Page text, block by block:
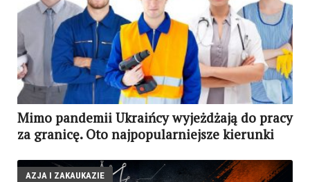
Mimo pandemii Ukraińcy wyjeżdżają do pracy
za granicę. Oto najpopularniejsze kierunki
AZJA I ZAKAUKAZIE